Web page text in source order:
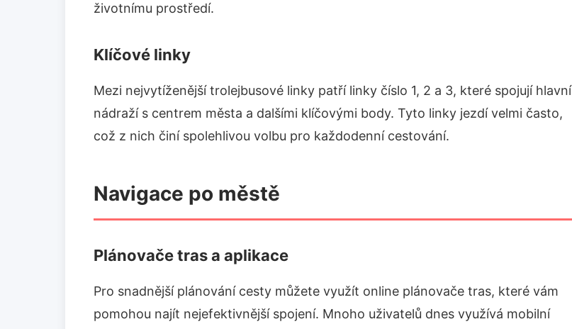
životnímu prostředí.
Klíčové linky
Mezi nejvytíženější trolejbusové linky patří linky číslo 1, 2 a 3, které spojují hlavní
nádraží s centrem města a dalšími klíčovými body. Tyto linky jezdí velmi často,
což z nich činí spolehlivou volbu pro každodenní cestování.
Navigace po městě
Plánovače tras a aplikace
Pro snadnější plánování cesty můžete využít online plánovače tras, které vám
pomohou najít nejefektivnější spojení. Mnoho uživatelů dnes využívá mobilní